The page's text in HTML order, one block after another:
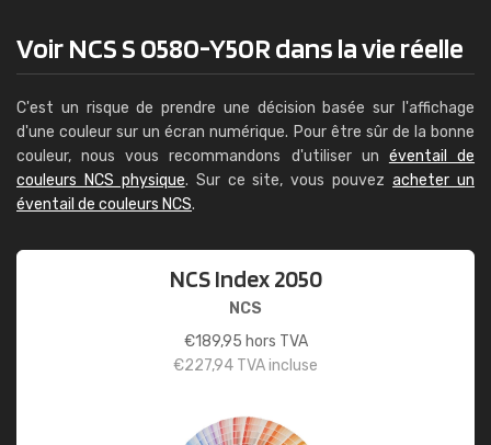
Voir NCS S 0580-Y50R dans la vie réelle
C'est un risque de prendre une décision basée sur l'affichage
d'une couleur sur un écran numérique. Pour être sûr de la bonne
couleur, nous vous recommandons d'utiliser un éventail de
couleurs NCS physique. Sur ce site, vous pouvezacheter un
éventail de couleurs NCS.
NCS Index 2050
NCS
€189,95 hors TVA
€227,94 TVA incluse